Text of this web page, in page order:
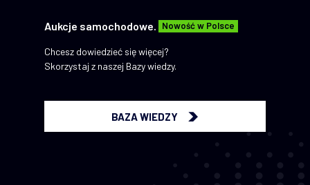
Aukcje samochodowe. Nowość w Polsce
Chcesz dowiedzieć się więcej?
Skorzystaj z naszej Bazy wiedzy.
BAZA WIEDZY